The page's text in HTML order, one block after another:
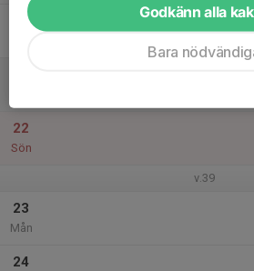
20
22
Sön
v.39
23
Mån
24
Godkänn alla
Bara